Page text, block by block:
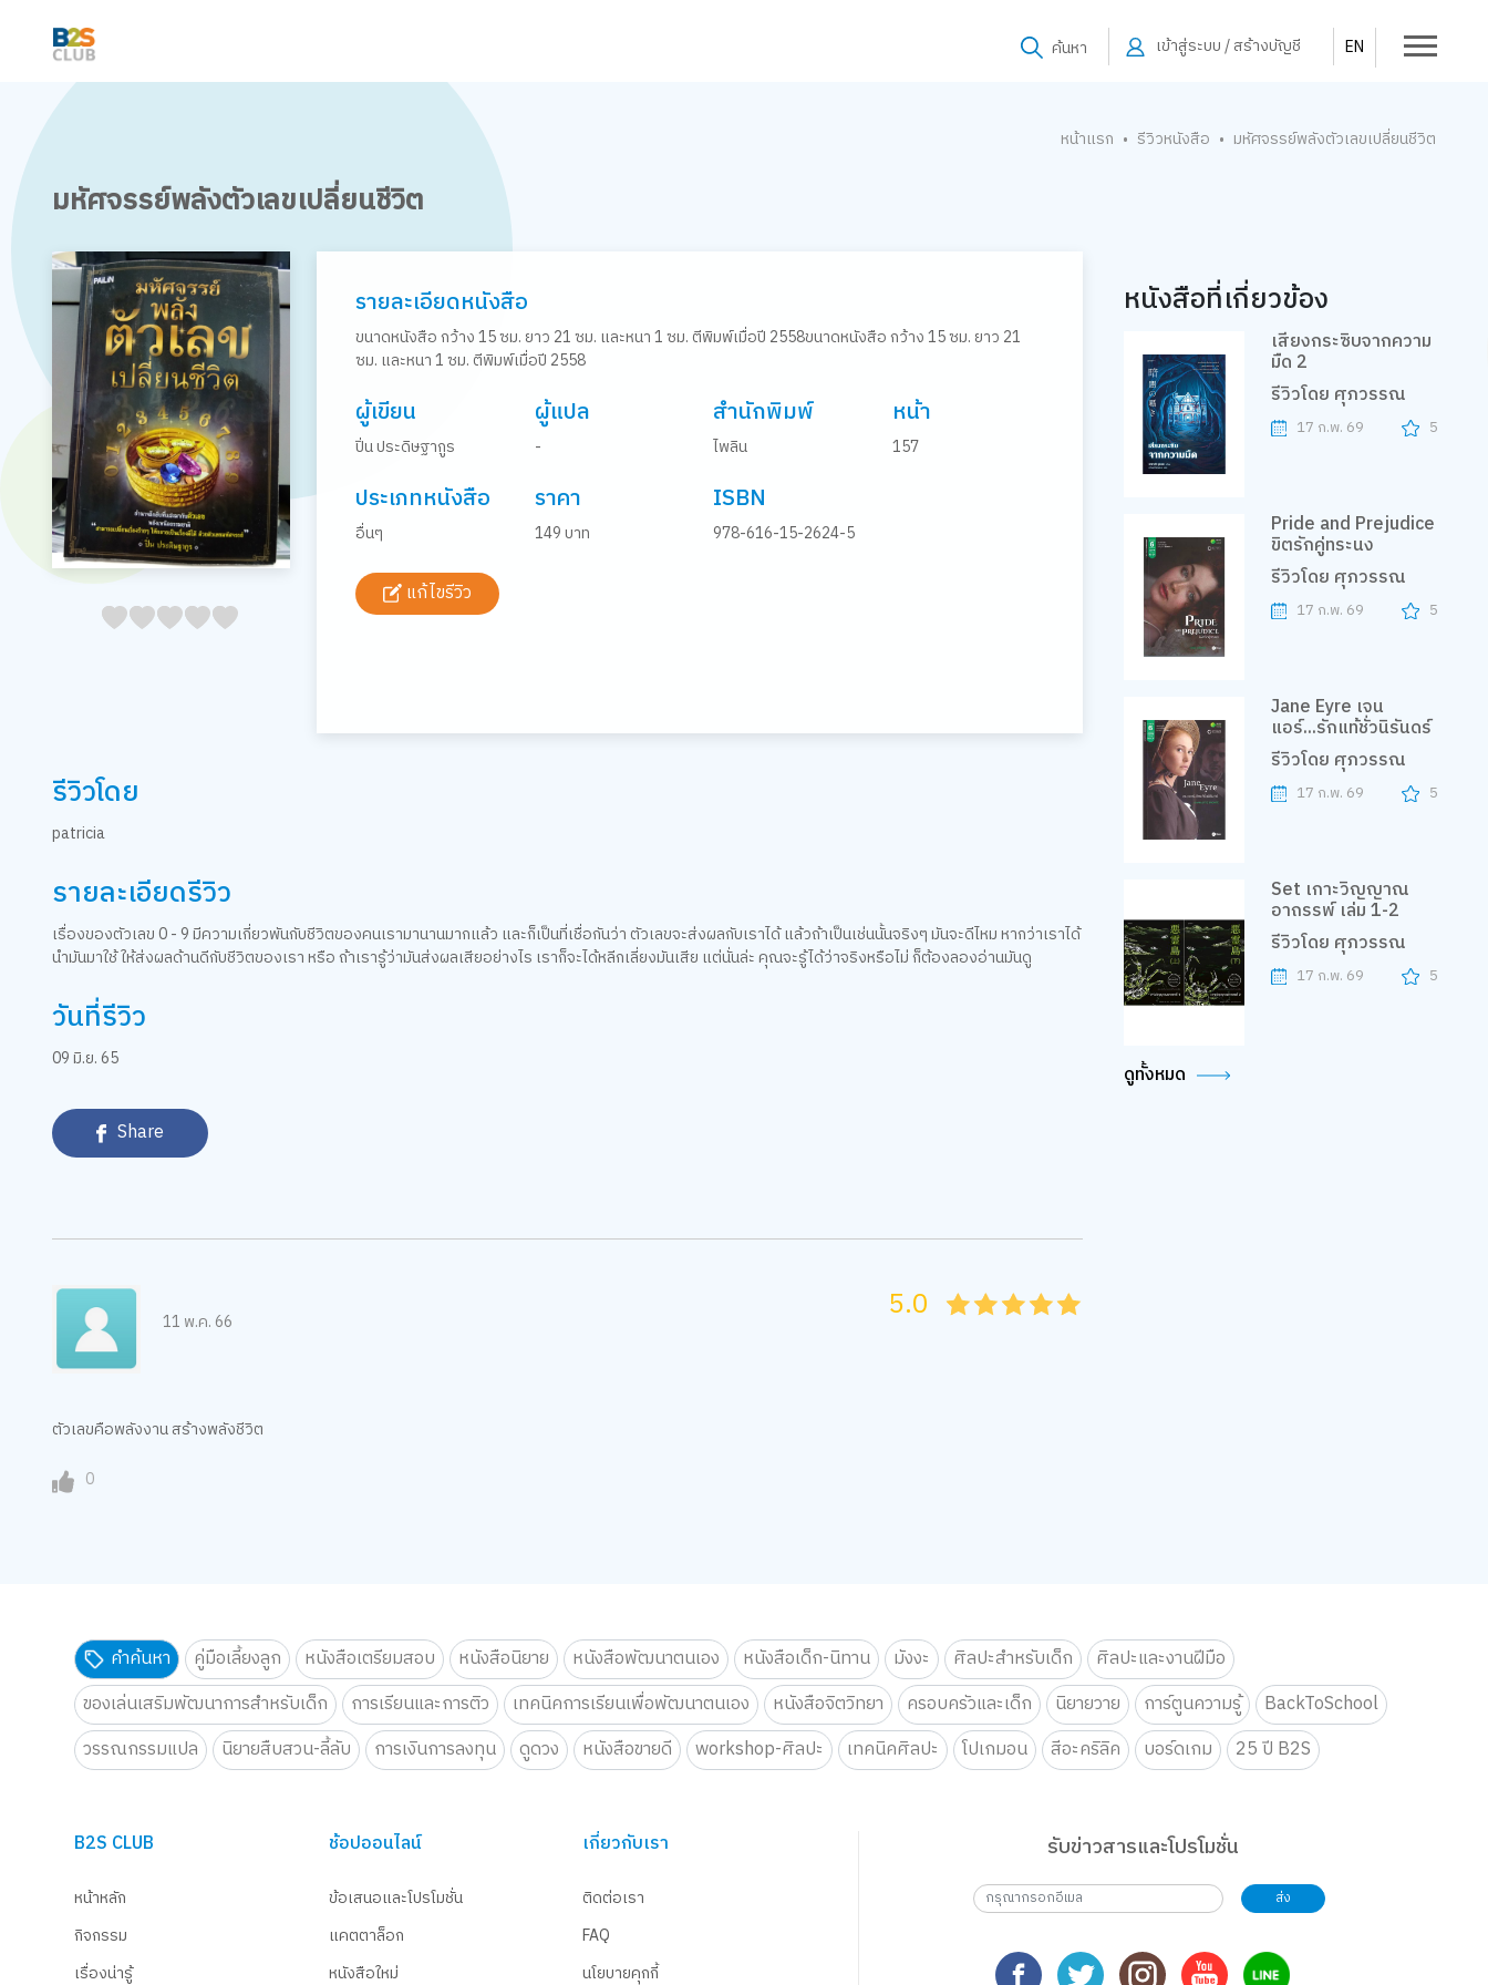
ค้นหา เข้าสู่ระบบ / สร้างบัญชี EN
หน้าแรก • รีวิวหนังสือ • มหัศจรรย์พลังตัวเลขเปลี่ยนชีวิต
มหัศจรรย์พลังตัวเลขเปลี่ยนชีวิต
45
4
35
3
25
2
15
1
05
รายละเอียดหนังสือ
ขนาดหนังสือ กว้าง 15 ซม. ยาว 21 ซม. และหนา 1 ซม. ตีพิมพ์เมื่อปี 2558ขนาดหนังสือ กว้าง 15 ซม. ยาว 21
ซม. และหนา 1 ซม. ตีพิมพ์เมื่อปี 2558
ผู้เขียน
ปิ่น ประดิษฐากูร
ผู้แปล
-
สำนักพิมพ์
ไพลิน
หน้า
157
ประเภทหนังสือ
อื่นๆ
ราคา
149 บาท
ISBN
978-616-15-2624-5
แก้ไขรีวิว
รีวิวโดย
patricia
รายละเอียดรีวิว
เรื่องของตัวเลข 0 - 9 มีความเกี่ยวพันกับชีวิตของคนเรามานานมากแล้ว และก็เป็นที่เชื่อกันว่า ตัวเลขจะส่งผลกับเราได้ แล้วถ้าเป็นเช่นนั้นจริงๆ มันจะดีไหม หากว่าเราได้
นำมันมาใช้ ให้ส่งผลด้านดีกับชีวิตของเรา หรือ ถ้าเรารู้ว่ามันส่งผลเสียอย่างไร เราก็จะได้หลีกเลี่ยงมันเสีย แต่นั่นล่ะ คุณจะรู้ได้ว่าจริงหรือไม่ ก็ต้องลองอ่านมันดู
วันที่รีวิว
09 มิ.ย. 65
Share
11 พ.ค. 66
45
4
35
3
25
2
15
1
05
5.0
ตัวเลขคือพลังงาน สร้างพลังชีวิต
0
หนังสือที่เกี่ยวข้อง
เสียงกระซิบจากความ
มืด 2
รีวิวโดย ศุภวรรณ
17 ก.พ. 69 5
Pride and Prejudice
ขิตรักคู่ทระนง
รีวิวโดย ศุภวรรณ
17 ก.พ. 69 5
Jane Eyre เจน
แอร์...รักแท้ชั่วนิรันดร์
รีวิวโดย ศุภวรรณ
17 ก.พ. 69 5
Set เกาะวิญญาณ
อาถรรพ์ เล่ม 1-2
รีวิวโดย ศุภวรรณ
17 ก.พ. 69 5
ดูทั้งหมด
คำค้นหา คู่มือเลี้ยงลูก หนังสือเตรียมสอบ หนังสือนิยาย หนังสือพัฒนาตนเอง หนังสือเด็ก-นิทาน มังงะ ศิลปะสำหรับเด็ก
ศิลปะและงานฝีมือ
ของเล่นเสริมพัฒนาการสำหรับเด็ก
การเรียนและการติว เทคนิคการเรียนเพื่อพัฒนาตนเอง หนังสือจิตวิทยา ครอบครัวและเด็ก นิยายวาย การ์ตูนความรู้
BackToSchool
วรรณกรรมแปล
นิยายสืบสวน-ลี้ลับ การเงินการลงทุน ดูดวง หนังสือขายดี workshop-ศิลปะ เทคนิคศิลปะ โปเกมอน สีอะคริลิค บอร์ดเกม 25 ปี B2S
B2S CLUB
หน้าหลัก
กิจกรรม
เรื่องน่ารู้
ช้อปออนไลน์
ข้อเสนอและโปรโมชั่น
แคตตาล็อก
หนังสือใหม่
เกี่ยวกับเรา
ติดต่อเรา
FAQ
นโยบายคุกกี้
รับข่าวสารและโปรโมชั่น
ส่ง